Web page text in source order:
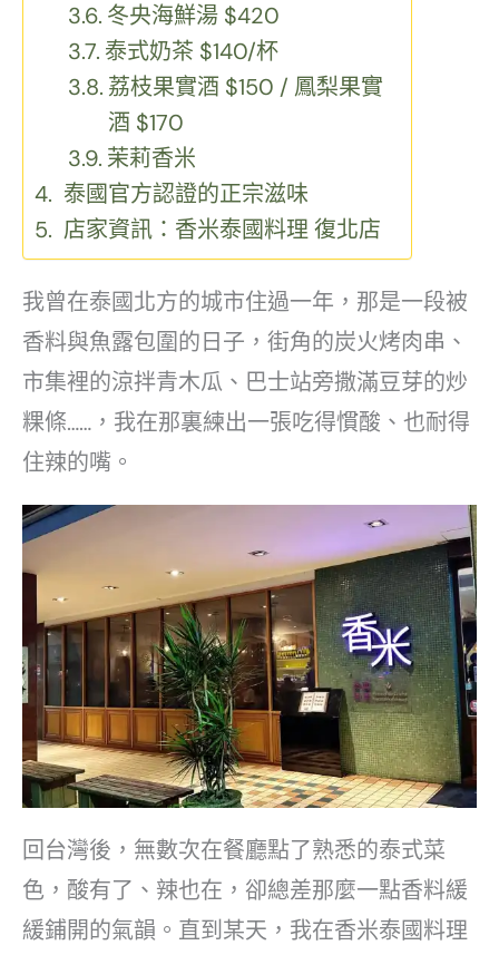
冬央海鮮湯 $420
泰式奶茶 $140/杯
荔枝果實酒 $150 / 鳳梨果實
酒 $170
茉莉香米
泰國官方認證的正宗滋味
店家資訊：香米泰國料理 復北店
我曾在泰國北方的城市住過一年，那是一段被
香料與魚露包圍的日子，街角的炭火烤肉串、
市集裡的涼拌青木瓜、巴士站旁撒滿豆芽的炒
粿條……，我在那裏練出一張吃得慣酸、也耐得
住辣的嘴。
回台灣後，無數次在餐廳點了熟悉的泰式菜
色，酸有了、辣也在，卻總差那麼一點香料緩
緩鋪開的氣韻。直到某天，我在香米泰國料理